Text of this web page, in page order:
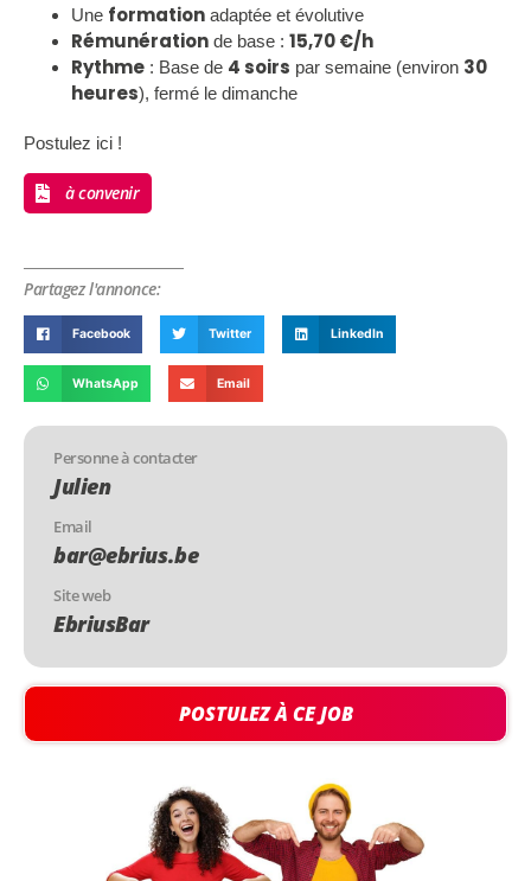
Une formation adaptée et évolutive
Rémunération de base : 15,70 €/h
Rythme : Base de 4 soirs par semaine (environ 30
heures), fermé le dimanche
Postulez ici !
à convenir
Partagez l'annonce:
Facebook Twitter LinkedIn
WhatsApp Email
Personne à contacter
Julien
Email
bar@ebrius.be
Site web
EbriusBar
POSTULEZ À CE JOB